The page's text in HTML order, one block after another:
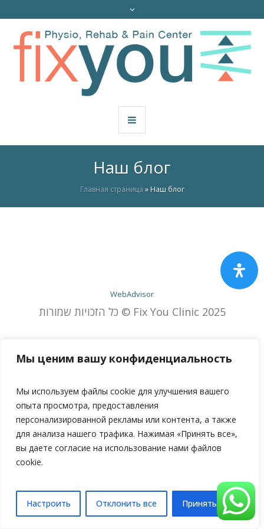
Мы ценим вашу конфиденциальность
Мы используем файлы cookie для улучшения вашего
опыта просмотра, предоставления
персонализированной рекламы или контента, а также
для анализа нашего трафика. Нажимая «Принять все»,
вы даете согласие на использование нами файлов
cookie.
Настроить Отклонить все Принять все
Наш блог
Главная страница » Наш блог
WebAdvisor
כל הזכויות שמורות © Fix You Clinic 2025